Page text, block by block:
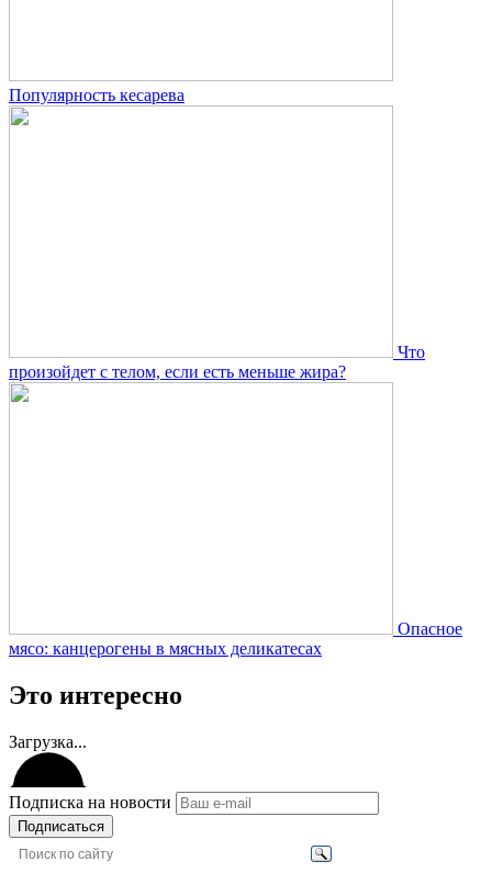
Популярность кесарева
Что
произойдет с телом, если есть меньше жира?
Опасное
мясо: канцерогены в мясных деликатесах
Это интересно
Загрузка...
Подписка на новости
Подписаться